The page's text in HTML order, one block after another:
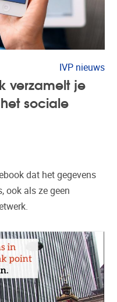
IVP nieuws
verzamelt je
sociale
dat het gegevens
ook als ze geen